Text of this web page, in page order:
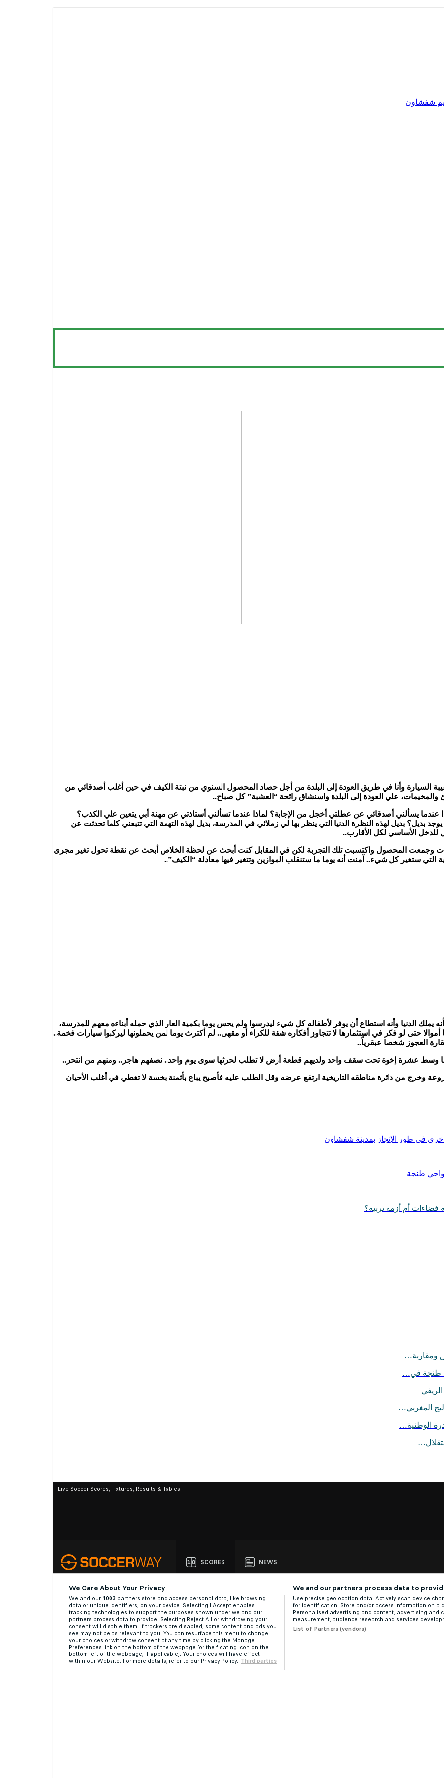
السيارة وأنا في طريق العودة إلى البلدة من أجل حصاد المحصول السنوي من نبتة الكيف في حين أغلب أصدقائي من
علي العودة إلى البلدة واسنشاق رائحة “العشبة” كل صباح..
عندما يسألني أصدقائي عن عطلتي أخجل من الإجابة؟ لماذا عندما تسألني أستاذتي عن مهنة أبي يتعين علي الكذب؟
بديل؟ بديل لهذه النظرة الدنيا التي ينظر بها لي زملائي في المدرسة، بديل لهذه التهمة التي تتبعني كلما تحدثت عن
للدخل الأساسي لكل الأقارب..
وجمعت المحصول واكتسبت تلك التجربة لكن في المقابل كنت أبحث عن لحظة الخلاص أبحث عن نقطة تحول تغير مجرى
التي ستغير كل شيء.. آمنت أنه يوما ما ستنقلب الموازين وتتغير فيها معادلة “الكيف”..
يملك الدنيا وأنه استطاع أن يوفر لأطفاله كل شيء ليدرسوا ولم يحس يوما بكمية العار الذي حمله أبناءه معهم للمدرسة،
حتى لو فكر في استثمارها لا تتجاوز أفكاره شقة للكراء أو مقهى.. لم أكترث يوما لمن يحملونها ليركبوا سيارات فخمة..
العجوز شخصا عبقرياً..
وسط عشرة إخوة تحت سقف واحد ولديهم قطعة أرض لا تطلب لحرثها سوى يوم واحد.. نصفهم هاجر.. ومنهم من انتحر..
وخرج من دائرة مناطقه التاريخية ارتفع عرضه وقل الطلب عليه فأصبح يباع بأثمنة بخسة لا تغطي في أغلب الأحيان
في طور الإنجاز بمدينة شفشاون
طنجة
أم أزمة تربية؟
ومقاربة…
طنجة في…
المغربي…
الوطنية…